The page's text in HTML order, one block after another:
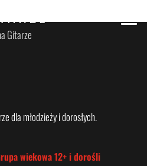
Gitarze
dla młodzieży i dorosłych.
wiekowa 12+ i dorośli